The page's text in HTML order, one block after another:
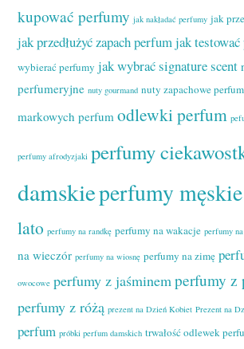
kupować perfumy jak nakładać perfumy jak
jak przedłużyć zapach perfum jak
wybierać perfumy jak wybrać signature scent
perfumeryjne nuty gourmand nuty zapachowe perfum
markowych perfum odlewki perfum
perfumy afrodyzjaki perfumy
damskieperfumy męskie
lato perfumy na randkę perfumy na wakacje perfumy
na wieczór perfumy na wiosnę perfumy na zimę
owocowe perfumy z jaśminem perfumy z
perfumy z różą prezent na Dzień Kobiet Prezent na
perfum próbki perfum damskich trwałość odlewek